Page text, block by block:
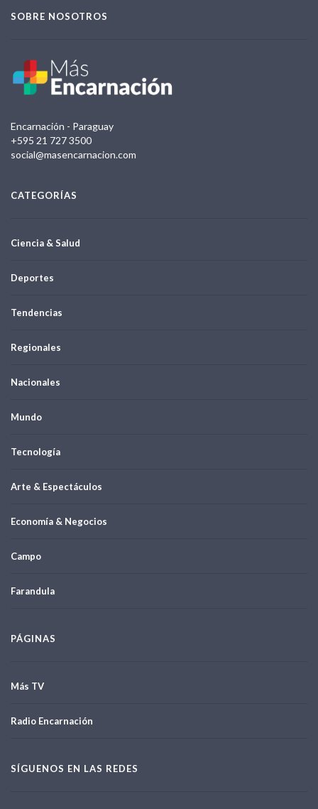
SOBRE NOSOTROS
Encarnación - Paraguay
+595 21 727 3500
social@masencarnacion.com
CATEGORÍAS
Ciencia & Salud
Deportes
Tendencias
Regionales
Nacionales
Mundo
Tecnología
Arte & Espectáculos
Economía & Negocios
Campo
Farandula
PÁGINAS
Más TV
Radio Encarnación
SÍGUENOS EN LAS REDES